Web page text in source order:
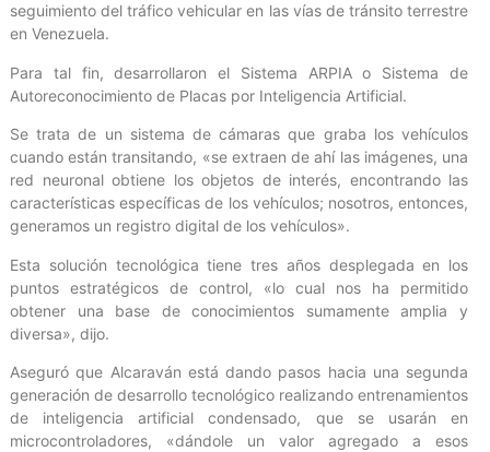
seguimiento del tráfico vehicular en las vías de tránsito terrestre
en Venezuela.
Para tal fin, desarrollaron el Sistema ARPIA o Sistema de
Autoreconocimiento de Placas por Inteligencia Artificial.
Se trata de un sistema de cámaras que graba los vehículos
cuando están transitando, «se extraen de ahí las imágenes, una
red neuronal obtiene los objetos de interés, encontrando las
características específicas de los vehículos; nosotros, entonces,
generamos un registro digital de los vehículos».
Esta solución tecnológica tiene tres años desplegada en los
puntos estratégicos de control, «lo cual nos ha permitido
obtener una base de conocimientos sumamente amplia y
diversa», dijo.
Aseguró que Alcaraván está dando pasos hacia una segunda
generación de desarrollo tecnológico realizando entrenamientos
de inteligencia artificial condensado, que se usarán en
microcontroladores, «dándole un valor agregado a esos